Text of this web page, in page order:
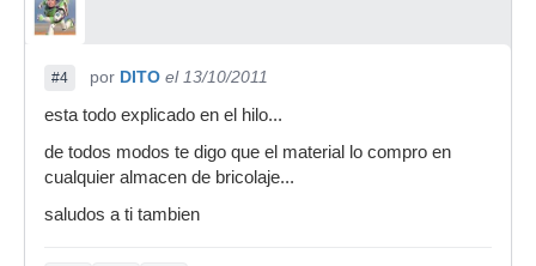
#4 por DITO el 13/10/2011
esta todo explicado en el hilo...
de todos modos te digo que el material lo compro en
cualquier almacen de bricolaje...
saludos a ti tambien